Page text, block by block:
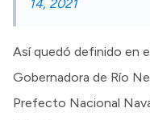
14, 2021
Así quedó definido en
Gobernadora de Río
Prefecto Nacional